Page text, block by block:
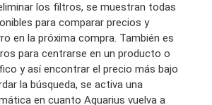
los filtros, se muestran todas
para comparar precios y
en la próxima compra. También es
para centrarse en un producto o
y así encontrar el precio más bajo
la búsqueda, se activa una
en cuanto Aquarius vuelva a